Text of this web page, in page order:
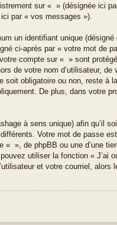
sur « » (désignée ici
par « vos messages »).
un identifiant unique
ci-après par « votre mot de
compte sur « » sont
de votre nom d’utilisateur,
soit obligatoire ou non, reste
De plus, dans votre
à sens unique) afin qu’il
Votre mot de passe
« », de phpBB ou une d’une
utiliser la fonction « J’ai
et votre courriel,